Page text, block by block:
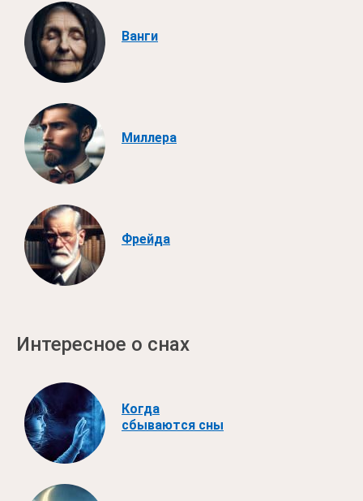
Ванги
Миллера
Фрейда
Интересное о снах
Когда
сбываются сны